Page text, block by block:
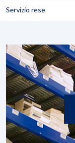
Servizio rese